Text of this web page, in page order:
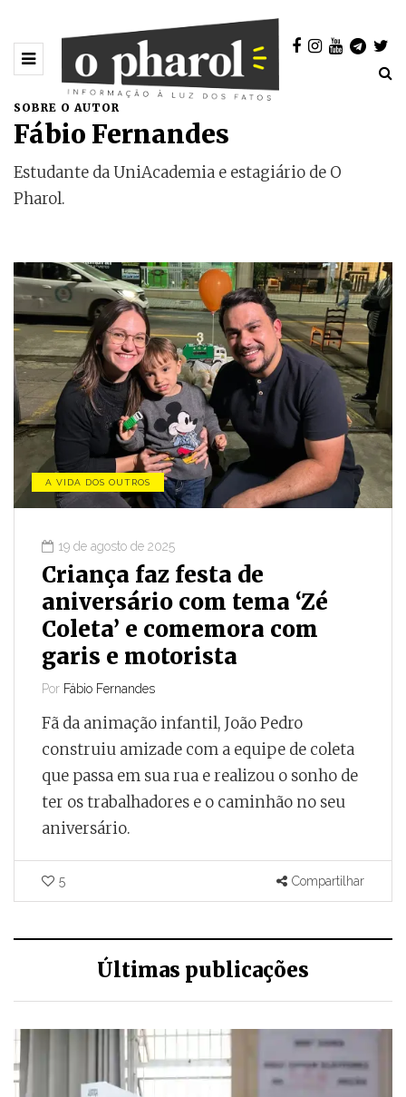
SOBRE O AUTOR
Fábio Fernandes
Estudante da UniAcademia e estagiário de O
Pharol.
A VIDA DOS OUTROS
19 de agosto de 2025
Criança faz festa de
aniversário com tema ‘Zé
Coleta’ e comemora com
garis e motorista
Por Fábio Fernandes
Fã da animação infantil, João Pedro
construiu amizade com a equipe de coleta
que passa em sua rua e realizou o sonho de
ter os trabalhadores e o caminhão no seu
aniversário.
5 Compartilhar
Últimas publicações